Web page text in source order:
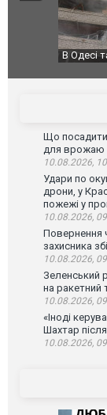
та Харкові різко
Що посадити
для врожаю
10.08.2026,
Удари по
дрони, у
пожежі у
10.08.2026,
Повернення
захисника
10.08.2026,
Зеленський
на ракетний
10.08.2026,
«Іноді
Шахтар
10.08.2026,